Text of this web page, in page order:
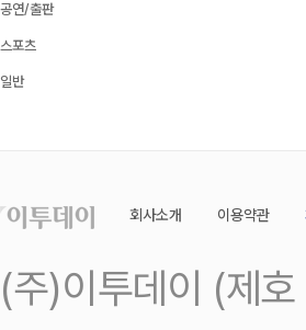
공연/출판
스포츠
일반
회사소개 이용약관
(주)이투데이 (제